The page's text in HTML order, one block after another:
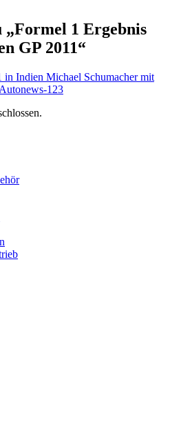
„Formel 1 Ergebnis
GP 2011“
in Indien Michael Schumacher mit
123